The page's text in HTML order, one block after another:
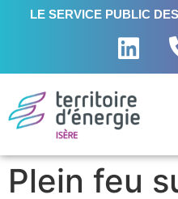
LE SERVICE PUBLIC
Plein feu